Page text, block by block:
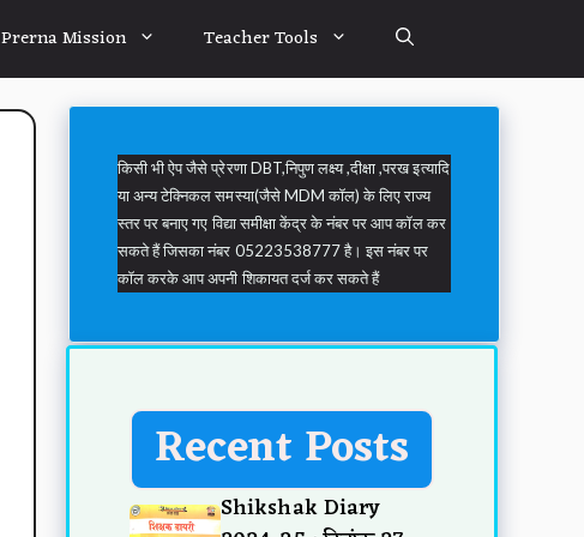
Prerna Mission Teacher Tools
किसी भी ऐप जैसे प्रेरणा DBT,निपुण लक्ष्य ,दीक्षा ,परख इत्यादि
या अन्य टेक्निकल समस्या(जैसे MDM कॉल) के लिए राज्य
स्तर पर बनाए गए विद्या समीक्षा केंद्र के नंबर पर आप कॉल कर
सकते हैं जिसका नंबर 05223538777 है। इस नंबर पर
कॉल करके आप अपनी शिकायत दर्ज कर सकते हैं
Recent Posts
Shikshak Diary